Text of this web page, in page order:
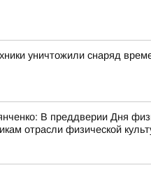
уничтожили снаряд
В преддверии Дня
отрасли физической